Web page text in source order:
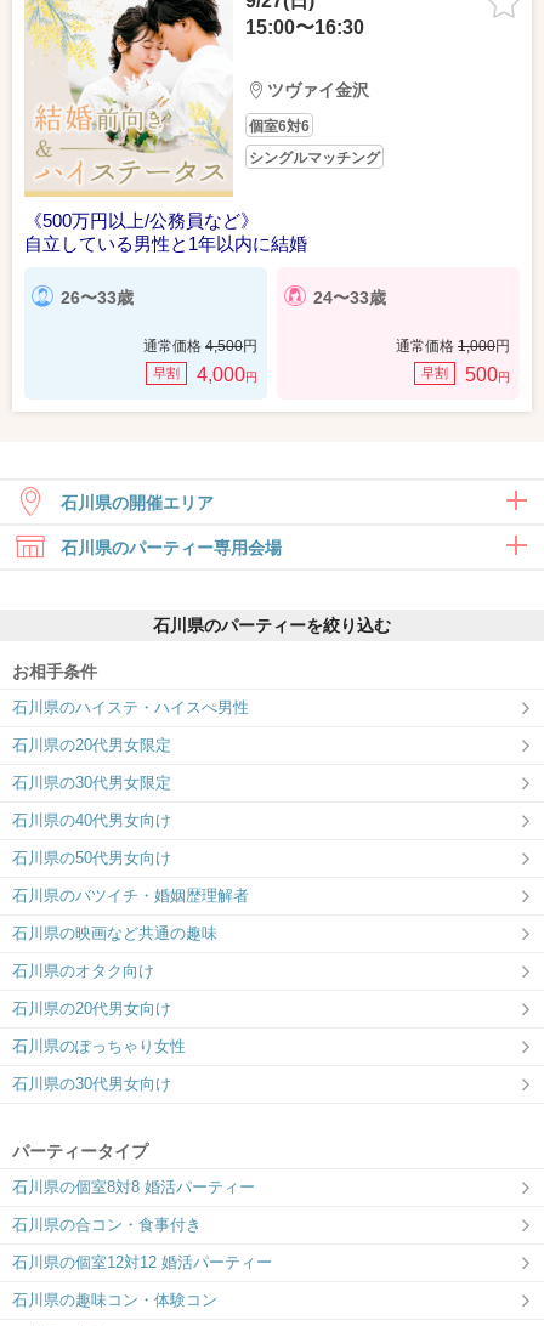
15:00〜16:30
ツヴァイ金沢
個室6対6
シングルマッチング
《500万円以上/公務員など》
自立している男性と1年以内に結婚
26〜33歳
通常価格 4,500円
早割 4,000円
24〜33歳
通常価格 1,000円
早割 500円
石川県の開催エリア
金沢 中能登町
石川県のパーティー専用会場
会いをお届け！
石川県のパーティーを絞り込む
お相手条件
石川県のハイステ・ハイスぺ男性
石川県の20代男女限定
石川県の30代男女限定
石川県の40代男女向け
石川県の50代男女向け
石川県のバツイチ・婚姻歴理解者
石川県の映画など共通の趣味
石川県のオタク向け
石川県の20代男女向け
石川県のぽっちゃり女性
石川県の30代男女向け
パーティータイプ
石川県の個室8対8 婚活パーティー
石川県の合コン・食事付き
石川県の個室12対12 婚活パーティー
石川県の趣味コン・体験コン